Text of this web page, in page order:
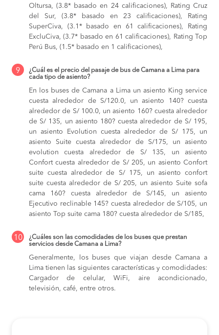
Oltursa, (3.8* basado en 24 calificaciones), Rating Cruz
del Sur, (3.8* basado en 23 calificaciones), Rating
SuperCiva, (3.1* basado en 61 calificaciones), Rating
ExcluCiva, (3.7* basado en 61 calificaciones), Rating Top
Perú Bus, (1.5* basado en 1 calificaciones),
9
¿Cuál es el precio del pasaje de bus de Camana a Lima para
cada tipo de asiento?
En los buses de Camana a Lima un asiento King service
cuesta alrededor de S/120.0, un asiento 140? cuesta
alrededor de S/ 100.0, un asiento 160? cuesta alrededor
de S/ 135, un asiento 180? cuesta alrededor de S/ 195,
un asiento Evolution cuesta alrededor de S/ 175, un
asiento Suite cuesta alrededor de S/175, un asiento
evolution cuesta alrededor de S/ 135,
un asiento
Confort cuesta alrededor de S/ 205, un asiento Confort
suite cuesta alrededor de S/ 175, un asiento confort
suite cuesta alrededor de S/ 205, un asiento Suite sofa
cama 160? cuesta alrededor de S/145, un asiento
Ejecutivo reclinable 145? cuesta alrededor de S/105, un
asiento Top suite cama 180? cuesta alrededor de S/185,
10
¿Cuáles son las comodidades de los buses que prestan
servicios desde Camana a Lima?
Generalmente, los buses que viajan desde Camana a
Lima tienen las siguientes características y comodidades:
Cargador de celular, WiFi, aire acondicionado,
televisión, café, entre otros.